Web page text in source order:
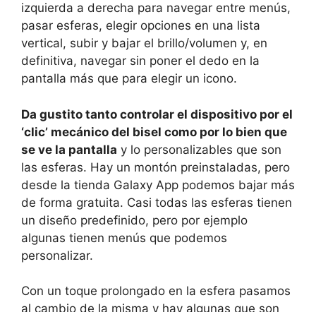
izquierda a derecha para navegar entre menús,
pasar esferas, elegir opciones en una lista
vertical, subir y bajar el brillo/volumen y, en
definitiva, navegar sin poner el dedo en la
pantalla más que para elegir un icono.
Da gustito tanto controlar el dispositivo por el
‘clic’ mecánico del bisel como por lo bien que
se ve la pantalla y lo personalizables que son
las esferas. Hay un montón preinstaladas, pero
desde la tienda Galaxy App podemos bajar más
de forma gratuita. Casi todas las esferas tienen
un diseño predefinido, pero por ejemplo
algunas tienen menús que podemos
personalizar.
Con un toque prolongado en la esfera pasamos
al cambio de la misma y hay algunas que son